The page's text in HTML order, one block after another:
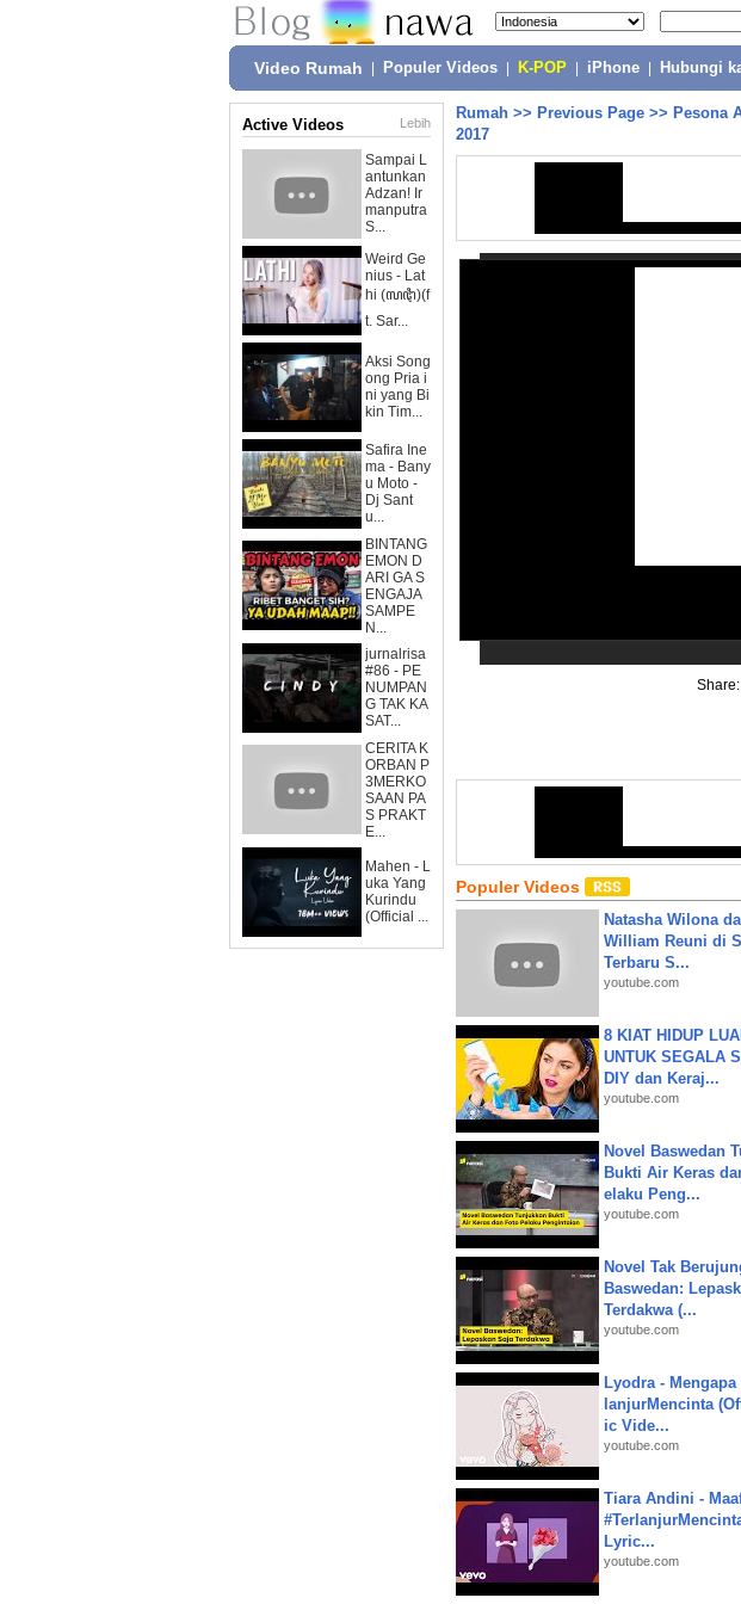
Video Rumah Populer Videos K-POP iPhone Hubungi
Active Videos Lebih
Sampai L
antunkan
Adzan! Ir
manputra
S...
Weird Ge
nius - Lat
hi (ꦭꦛꦶ)(f
t. Sar...
Aksi Song
ong Pria i
ni yang Bi
kin Tim...
Safira Ine
ma - Bany
u Moto -
Dj Sant
u...
BINTANG
EMON D
ARI GA S
ENGAJA
SAMPE
N...
jurnalrisa
#86 - PE
NUMPAN
G TAK KA
SAT...
CERITA K
ORBAN P
3MERKO
SAAN PA
S PRAKT
E...
Mahen - L
uka Yang
Kurindu
(Official ...
Rumah >> Previous Page >> Pesona
2017
Share:
Populer Videos
Natasha Wilona
William Reuni di
Terbaru S...
youtube.com
8 KIAT HIDUP
UNTUK SEGALA
DIY dan Keraj...
youtube.com
Novel Baswedan
Bukti Air Keras
elaku Peng...
youtube.com
Novel Tak
Baswedan:
Terdakwa (...
youtube.com
Lyodra - Mengapa
lanjurMencinta
ic Vide...
youtube.com
Tiara Andini -
Lyric...
youtube.com